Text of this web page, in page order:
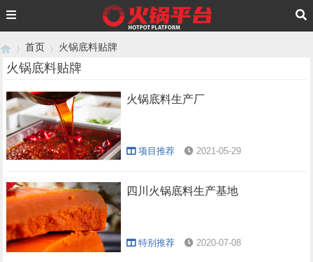
›
首页
›
火锅底料贴牌
火锅底料贴牌
火锅底料生产厂
项目推荐 2021-05-29
四川火锅底料生产基地
特别推荐 2020-07-08